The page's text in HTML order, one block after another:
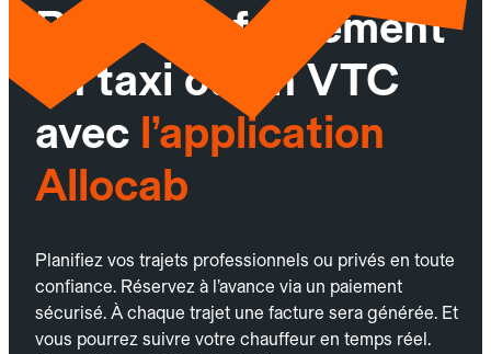
Réservez facilement
un taxi ou un VTC
avec l’application
Allocab
Planifiez vos trajets professionnels ou privés en toute
confiance. Réservez à l’avance via un paiement
sécurisé. À chaque trajet une facture sera générée. Et
vous pourrez suivre votre chauffeur en temps réel.